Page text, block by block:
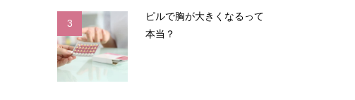
3
ピルで胸が大きくなるって
本当？